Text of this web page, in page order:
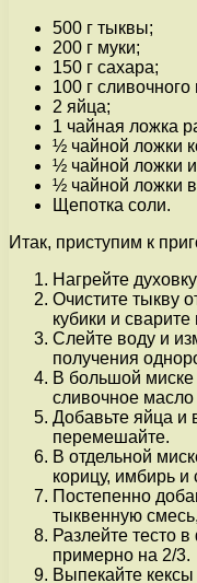
500 г тыквы;
200 г муки;
150 г сахара;
100 г сливочного
2 яйца;
1 чайная ложка
½ чайной ложки
½ чайной ложки
½ чайной ложки
Щепотка соли.
Итак, приступим к
Нагрейте
Очистите тыкву
кубики и
Слейте воду и
получения
В большой
сливочное масло
Добавьте яйца и
перемешайте.
В отдельной
корицу, имбирь и
Постепенно
тыквенную
Разлейте тесто
примерно на 2/3.
Выпекайте